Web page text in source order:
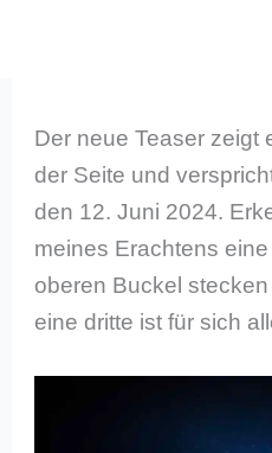
Der neue Teaser zeigt
der Seite und
den 12. Juni 2024.
meines Erachtens
oberen Buckel
eine dritte ist für sich